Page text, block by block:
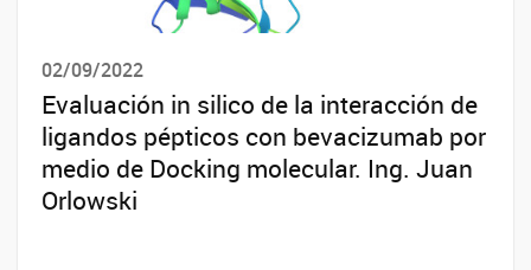
02/09/2022
Evaluación in silico de la interacción de
ligandos pépticos con bevacizumab por
medio de Docking molecular. Ing. Juan
Orlowski